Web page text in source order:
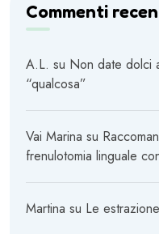
Commenti
A.L. su Non date dolci
“qualcosa”
Vai Marina su
frenulotomia linguale
Martina su Le